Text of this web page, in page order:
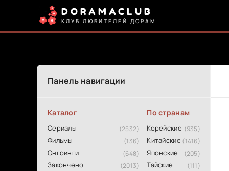
DORAMACLUB
КЛУБ ЛЮБИТЕЛЕЙ ДОРАМ
Панель навигации
Каталог
Сериалы (2532)
Фильмы (136)
Онгоинги (648)
Закончено (2013)
По странам
Корейские (935)
Китайские (1416)
Японские (205)
Тайские (111)